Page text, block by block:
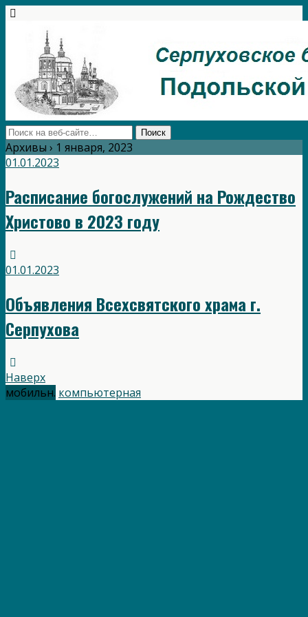
Архивы › 1 января, 2023
01.01.2023
Расписание богослужений на Рождество
Христово в 2023 году
01.01.2023
Объявления Всехсвятского храма г.
Серпухова
Наверх
мобильн. компьютерная